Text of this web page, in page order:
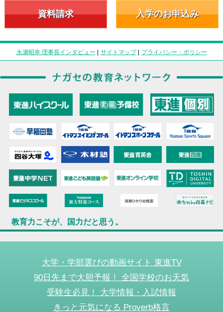
資料請求 入学のお申込み
永瀬昭幸 理事長インタビュー | サイトマップ| プライバシー・ポリシー
教育力こそが、国力だと思う。
大学・学部選びの動画サイト 東進TV
90日先まで大胆予報！ 全国学校のお天気
受験生必見！ 大学情報・入試情報
きっと元気になる Proverb格言